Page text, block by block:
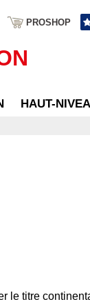
PROSHOP
HAUT-
le titre